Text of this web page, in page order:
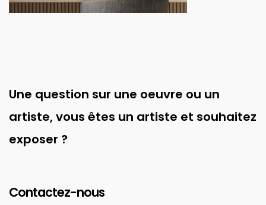
Une question sur une oeuvre ou un
artiste, vous êtes un artiste et souhaitez
exposer ?
Contactez-nous